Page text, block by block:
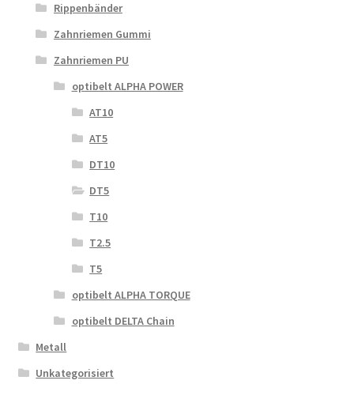
Rippenbänder
Zahnriemen Gummi
Zahnriemen PU
optibelt ALPHA POWER
AT10
AT5
DT10
DT5
T10
T2.5
T5
optibelt ALPHA TORQUE
optibelt DELTA Chain
Metall
Unkategorisiert